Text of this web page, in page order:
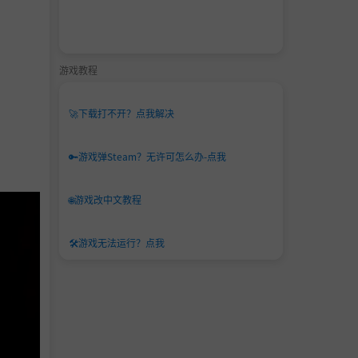
游戏教程
🚀下载打不开？点我解决
🔑游戏弹Steam？无许可怎么办-点我
🌐游戏改中文教程
🛠️游戏无法运行？点我